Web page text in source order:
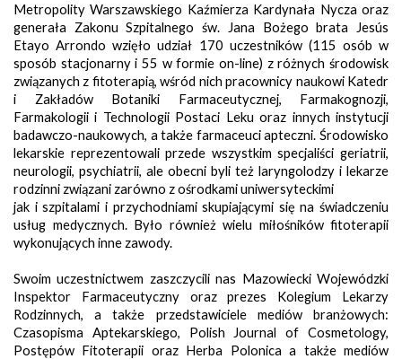
Metropolity Warszawskiego Kaźmierza Kardynała Nycza oraz
generała Zakonu Szpitalnego św. Jana Bożego brata Jesús
Etayo Arrondo wzięło udział 170 uczestników (115 osób w
sposób stacjonarny i 55 w formie on-line) z różnych środowisk
związanych z fitoterapią, wśród nich pracownicy naukowi Katedr
i Zakładów Botaniki Farmaceutycznej, Farmakognozji,
Farmakologii i Technologii Postaci Leku oraz innych instytucji
badawczo-naukowych, a także farmaceuci apteczni. Środowisko
lekarskie reprezentowali przede wszystkim specjaliści geriatrii,
neurologii, psychiatrii, ale obecni byli też laryngolodzy i lekarze
rodzinni związani zarówno z ośrodkami uniwersyteckimi
jak i szpitalami i przychodniami skupiającymi się na świadczeniu
usług medycznych. Było również wielu miłośników fitoterapii
wykonujących inne zawody.
Swoim uczestnictwem zaszczycili nas Mazowiecki Wojewódzki
Inspektor Farmaceutyczny oraz prezes Kolegium Lekarzy
Rodzinnych, a także przedstawiciele mediów branżowych:
Czasopisma Aptekarskiego, Polish Journal of Cosmetology,
Postępów Fitoterapii oraz Herba Polonica a także mediów